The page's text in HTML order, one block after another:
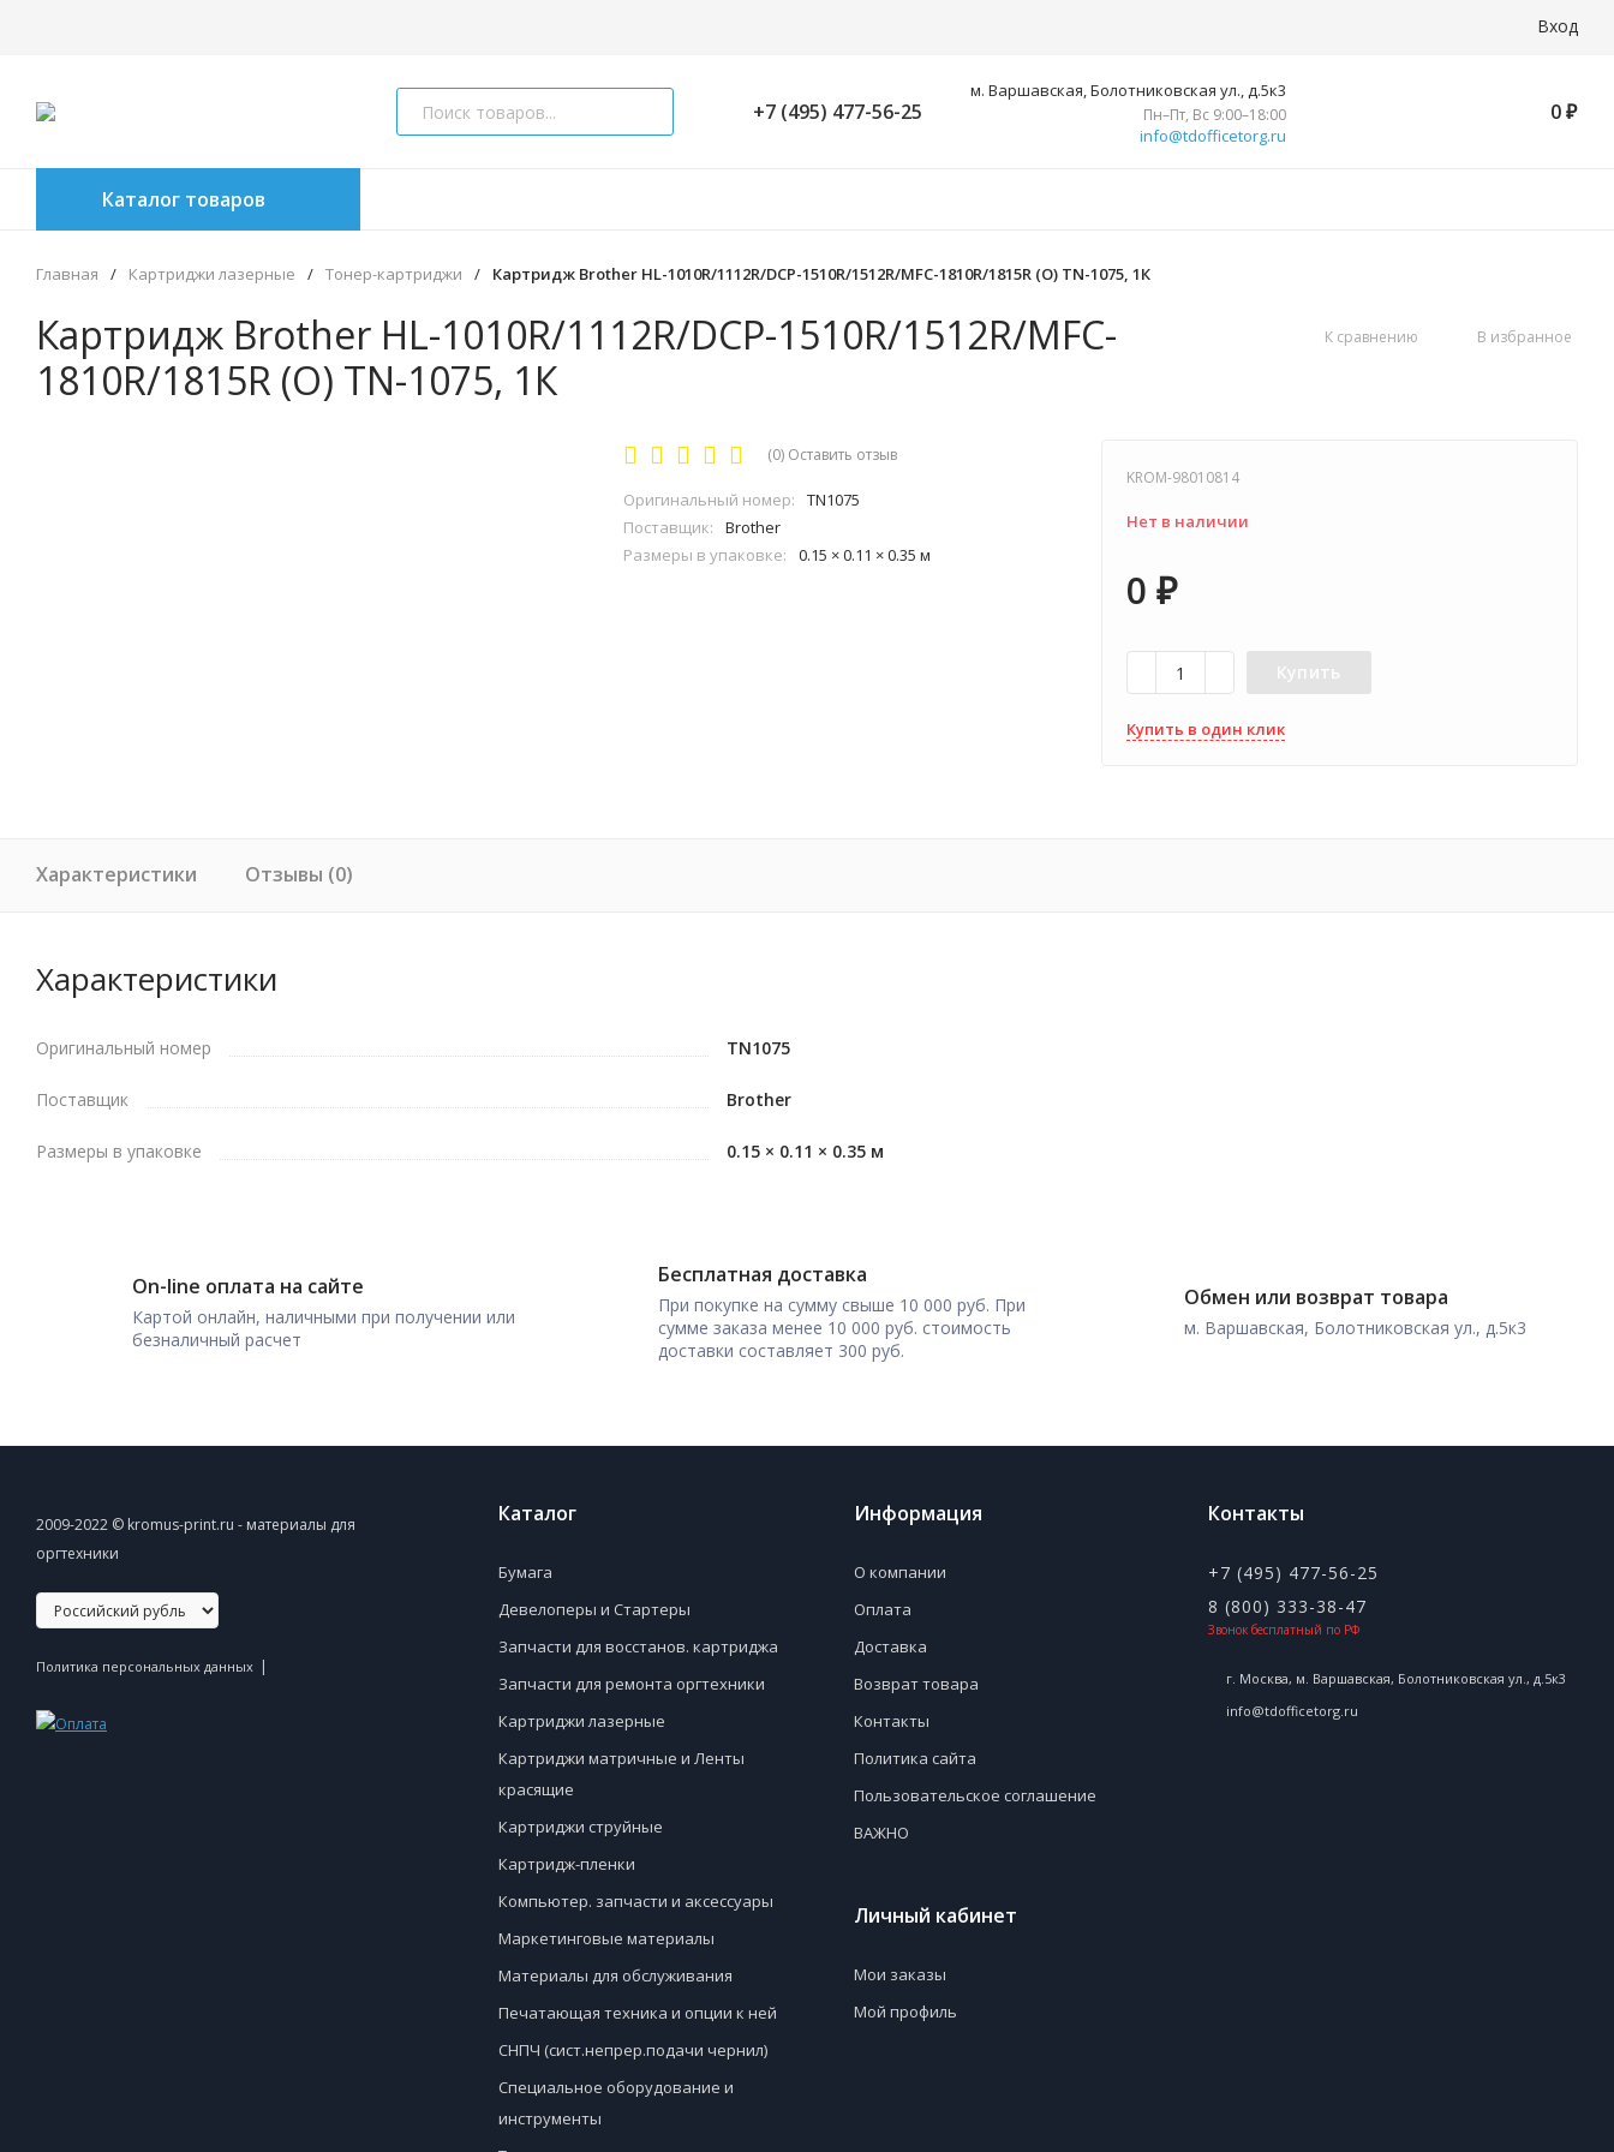
Вход
+7 (495) 477-56-25
м. Варшавская, Болотниковская ул., д.5к3
Пн–Пт, Вс 9:00–18:00
info@tdofficetorg.ru
0 ₽
Каталог товаров
Главная / Картриджи лазерные / Тонер-картриджи / Картридж Brother HL-1010R/1112R/DCP-1510R/1512R/MFC-1810R/1815R (О) TN-1075, 1К
Картридж Brother HL-1010R/1112R/DCP-1510R/1512R/MFC-
1810R/1815R (О) TN-1075, 1К
К сравнению В избранное
(0) Оставить отзыв
Оригинальный номер:
TN1075
Поставщик:
Brother
Размеры в упаковке:
0.15 × 0.11 × 0.35 м
KROM-98010814
Нет в наличии
0 ₽
Купить
Купить в один клик
Характеристики Отзывы (0)
Характеристики
Оригинальный номер TN1075
Поставщик Brother
Размеры в упаковке 0.15 × 0.11 × 0.35 м
On-line оплата на сайте
Картой онлайн, наличными при получении или
безналичный расчет
Бесплатная доставка
При покупке на сумму свыше 10 000 руб. При
сумме заказа менее 10 000 руб. стоимость
доставки составляет 300 руб.
Обмен или возврат товара
м. Варшавская, Болотниковская ул., д.5к3
2009-2022 © kromus-print.ru - материалы для
оргтехники
Политика персональных данных |
Каталог
Бумага
Девелоперы и Стартеры
Запчасти для восстанов. картриджа
Запчасти для ремонта оргтехники
Картриджи лазерные
Картриджи матричные и Ленты
красящие
Картриджи струйные
Картридж-пленки
Компьютер. запчасти и аксессуары
Маркетинговые материалы
Материалы для обслуживания
Печатающая техника и опции к ней
СНПЧ (сист.непрер.подачи чернил)
Специальное оборудование и
инструменты
Информация
О компании
Оплата
Доставка
Возврат товара
Контакты
Политика сайта
Пользовательское соглашение
ВАЖНО
Личный кабинет
Мои заказы
Мой профиль
Контакты
+7 (495) 477-56-25
8 (800) 333-38-47
Звонок бесплатный по РФ
г. Москва, м. Варшавская, Болотниковская ул., д.5к3
info@tdofficetorg.ru